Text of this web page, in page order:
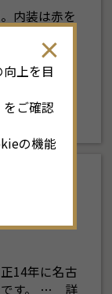
内装は赤を
れる天…
し
店
14年に名古
す。 …
詳
上を目
をご確認
の機能